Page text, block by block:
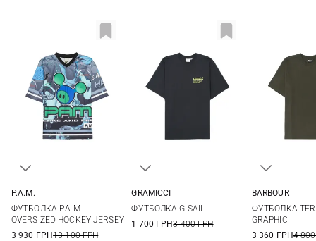
P.A.M.
ФУТБОЛКА P.A.M
OVERSIZED HOCKEY JERSEY
3 930 ГРН13 100 ГРН
GRAMICCI
ФУТБОЛКА G-SAIL
1 700 ГРН3 400 ГРН
XXL
BARBOUR
ФУТБОЛКА
GRAPHIC
3 360 ГРН4